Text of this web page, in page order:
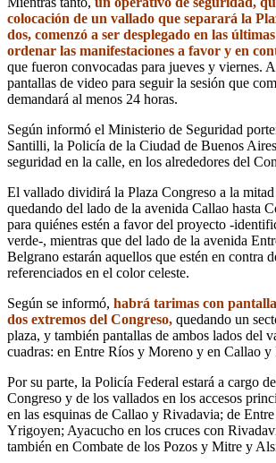
colocación de un vallado que separará la
dos, comenzó a ser desplegado en las
ordenar las manifestaciones a favor y en
que fueron convocadas para jueves y viernes.
pantallas de video para seguir la sesión que
demandará al menos 24 horas.
Según informó el Ministerio de Seguridad
Santilli, la Policía de la Ciudad de Buenos
seguridad en la calle, en los alrededores del
El vallado dividirá la Plaza Congreso a la mitad
quedando del lado de la avenida Callao hasta
para quiénes estén a favor del proyecto -
verde-, mientras que del lado de la avenida
Belgrano estarán aquellos que estén en contra
referenciados en el color celeste.
Según se informó, habrá tarimas con
dos extremos del Congreso, quedando un
plaza, y también pantallas de ambos lados del
cuadras: en Entre Ríos y Moreno y en Callao y
Por su parte, la Policía Federal estará a cargo
Congreso y de los vallados en los accesos
en las esquinas de Callao y Rivadavia; de
Yrigoyen; Ayacucho en los cruces con
también en Combate de los Pozos y Mitre y